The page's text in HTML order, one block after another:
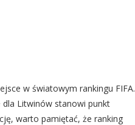
w światowym rankingu FIFA.
dla Litwinów stanowi punkt
warto pamiętać, że ranking